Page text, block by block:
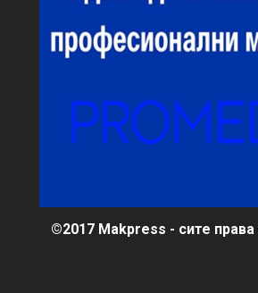
©2017 Makpress - сите